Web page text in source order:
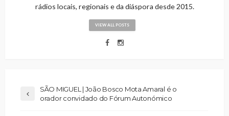
rádios locais, regionais e da diáspora desde 2015.
VIEW ALL POSTS
SÃO MIGUEL | João Bosco Mota Amaral é o
orador convidado do Fórum Autonómico